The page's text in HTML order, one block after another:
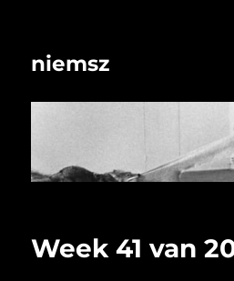
niemsz
Week 41 van